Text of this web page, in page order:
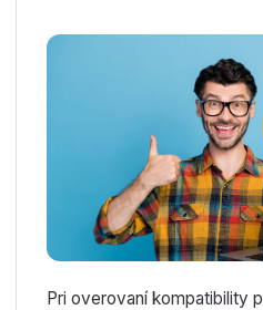
Pri overovaní kompatibility